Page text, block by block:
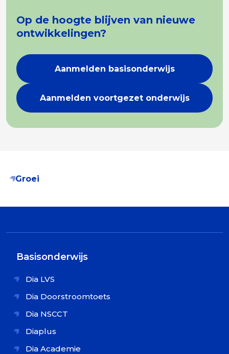
Op de hoogte blijven van nieuwe
ontwikkelingen?
Aanmelden basisonderwijs
Aanmelden voortgezet onderwijs
Groei
Basisonderwijs
Dia LVS
Dia Doorstroomtoets
Dia NSCCT
Diaplus
Dia Academie